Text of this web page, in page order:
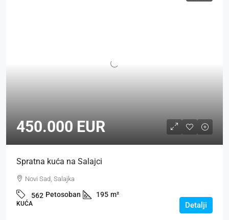
450.000 EUR
Spratna kuća na Salajci
Novi Sad, Salajka
562 Petosoban 195 m²
KUĆA Detalji